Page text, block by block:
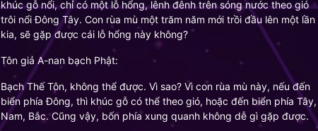
khúc gỗ nổi, chỉ có một lỗ hổng, lênh đênh trên sóng nước theo gió
trôi nổi Đông Tây. Con rùa mù một trăm năm mới trồi đầu lên một lần
kia, sẽ gặp được cái lỗ hổng này không?
Tôn giả A-nan bạch Phật:
Bạch Thế Tôn, không thể được. Vì sao? Vì con rùa mù này, nếu đến
biển phía Đông, thì khúc gỗ có thể theo gió, hoặc đến biển phía Tây,
Nam, Bắc. Cũng vậy, bốn phía xung quanh không dễ gì gặp được.